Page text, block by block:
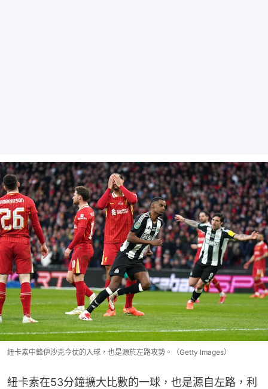
紐卡素中鋒伊沙克今仗的入球，也是源於左路攻勢。（Getty Images）
紐卡素在53分鐘擴大比數的一球，也是源自左路，利